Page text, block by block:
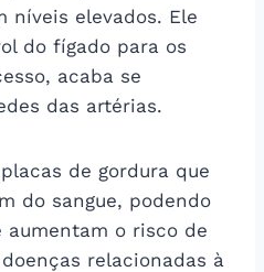
níveis elevados. Ele
do fígado para os
acaba se
das artérias.
de gordura que
do sangue, podendo
aumentam o risco de
relacionadas à